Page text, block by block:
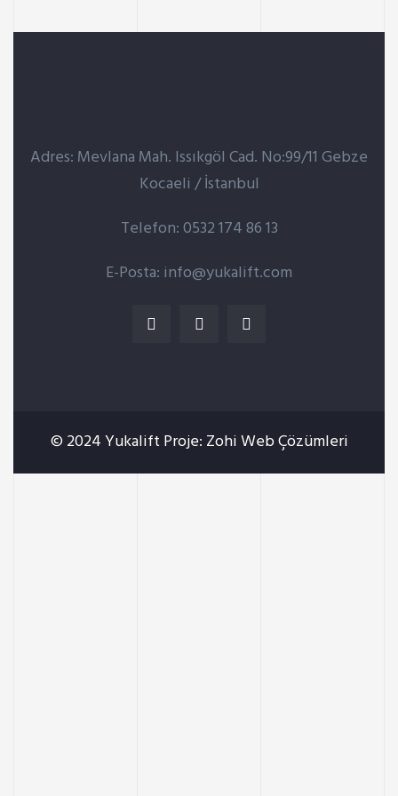
Adres: Mevlana Mah. Issıkgöl Cad. No:99/11 Gebze
Kocaeli / İstanbul
Telefon: 0532 174 86 13
E-Posta: info@yukalift.com
© 2024 Yukalift Proje: ZohiWeb Çözümleri